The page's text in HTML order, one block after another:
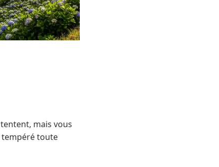
mais vous
tempéré toute